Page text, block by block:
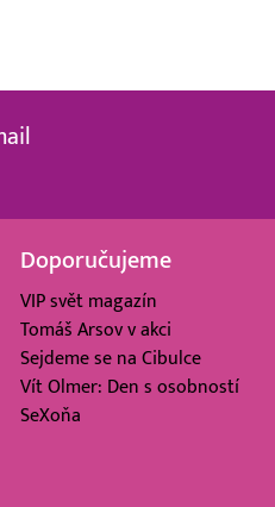
Doporučujeme
VIP svět magazín
Tomáš Arsov v akci
Sejdeme se na Cibulce
Vít Olmer: Den s osobností
SeXoňa